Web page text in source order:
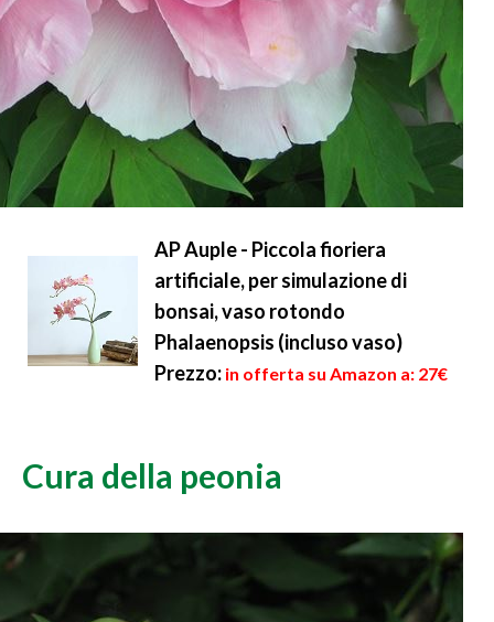
AP Auple - Piccola fioriera
artificiale, per simulazione di
bonsai, vaso rotondo
Phalaenopsis (incluso vaso)
Prezzo: in offerta su Amazon a: 27€
Cura della peonia